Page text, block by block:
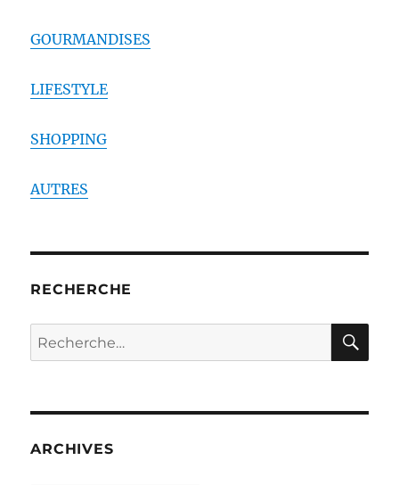
GOURMANDISES
LIFESTYLE
SHOPPING
AUTRES
RECHERCHE
Recherche
pour :
ARCHIVES